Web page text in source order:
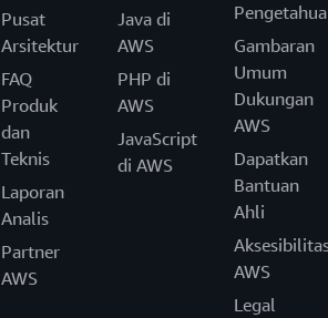
Pusat
Arsitektur
FAQ
Produk
dan
Teknis
Laporan
Analis
Partner
AWS
Java di
AWS
PHP di
AWS
JavaScript
di AWS
Gambaran
Umum
Dukungan
AWS
Dapatkan
Bantuan
Ahli
AWS
Legal